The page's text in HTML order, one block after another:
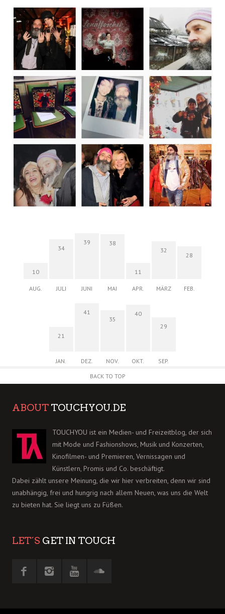
10
AUG.
34
JULI
39
JUNI
38
MAI
11
APR.
32
MÄRZ
28
FEB.
21
JAN.
41
DEZ.
35
NOV.
40
OKT.
29
SEP.
BACK TO TOP
ABOUT TOUCHYOU.DE
TOUCHYOU ist ein Medien- und Freizeitblog, der sich
mit Mode und Fashionshows, Musik und Konzerten,
Kinofilmen- und Premieren, Vernissagen und
Künstlern, Promis und Co. beschäftigt.
Dabei zählt unsere Meinung, die wir hier verbreiten, denn wir sind
unabhängig, frei und hungrig nach allem Neuen, was uns die Welt
zu bieten hat. Sie liegt uns zu Füßen.
LET´S GET IN TOUCH